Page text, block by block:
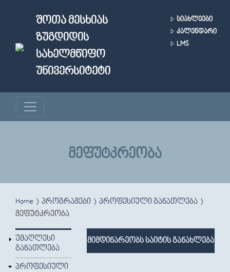
ᲨᲝᲗᲐ ᲛᲔᲡᲮᲘᲐᲡ
ᲖᲣᲒᲓᲘᲓᲘᲡ
ᲡᲐᲮᲔᲚᲛᲬᲘᲤᲝ
ᲣᲜᲘᲕᲔᲠᲡᲘᲢᲔᲢᲘ
ᲡᲘᲐᲮᲚᲔᲔᲑᲘ
ᲙᲐᲚᲔᲜᲓᲐᲠᲘ
LMS
ᲛᲔᲤᲣᲢᲙᲠᲔᲝᲑᲐ
You are here
Home პროგრამები
პროფესიული განათლება
მეფუტკრეობა
ᲣᲛᲐᲦᲚᲔᲡᲘ
ᲒᲐᲜᲐᲗᲚᲔᲑᲐ
ᲞᲠᲝᲤᲔᲡᲘᲣᲚᲘ
მიმდინარეობს საიტის განახლება